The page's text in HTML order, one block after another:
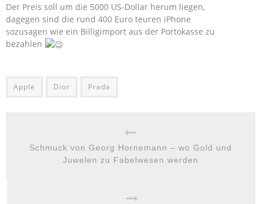
Der Preis soll um die 5000 US-Dollar herum liegen,
dagegen sind die rund 400 Euro teuren iPhone
sozusagen wie ein Billigimport aus der Portokasse zu
bezahlen
Apple Dior Prada
Schmuck von Georg Hornemann – wo Gold und
Juwelen zu Fabelwesen werden